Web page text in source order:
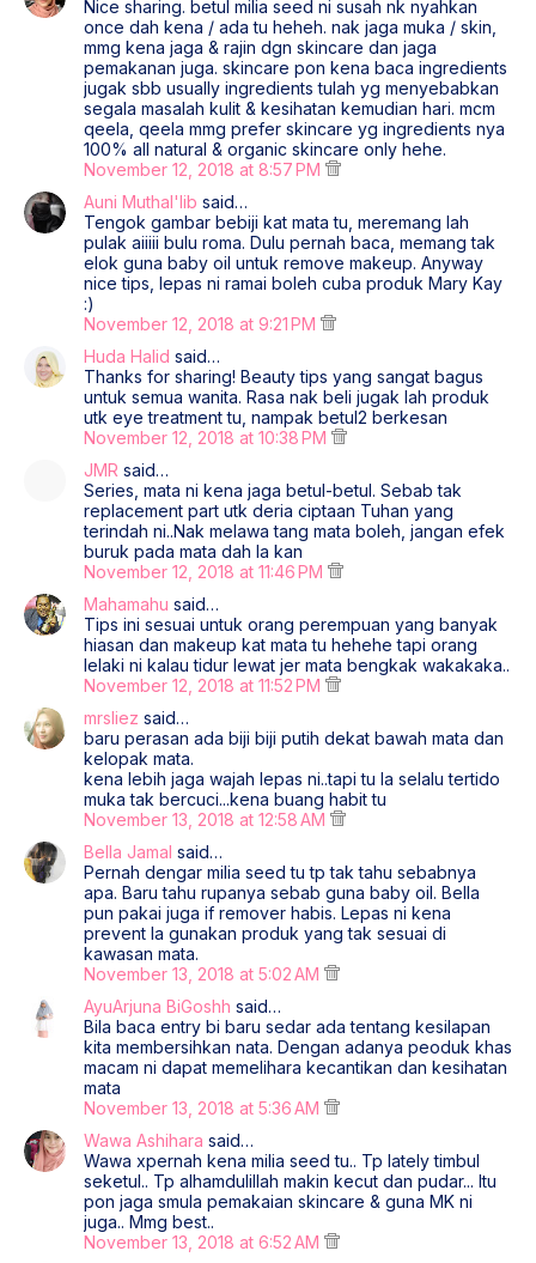
Nice sharing. betul milia seed ni susah nk nyahkan
once dah kena / ada tu heheh. nak jaga muka / skin,
mmg kena jaga & rajin dgn skincare dan jaga
pemakanan juga. skincare pon kena baca ingredients
jugak sbb usually ingredients tulah yg menyebabkan
segala masalah kulit & kesihatan kemudian hari. mcm
qeela, qeela mmg prefer skincare yg ingredients nya
100% all natural & organic skincare only hehe.
November 12, 2018 at 8:57 PM
Auni Muthal'lib said…
Tengok gambar bebiji kat mata tu, meremang lah
pulak aiiiii bulu roma. Dulu pernah baca, memang tak
elok guna baby oil untuk remove makeup. Anyway
nice tips, lepas ni ramai boleh cuba produk Mary Kay
:)
November 12, 2018 at 9:21 PM
Huda Halid said…
Thanks for sharing! Beauty tips yang sangat bagus
untuk semua wanita. Rasa nak beli jugak lah produk
utk eye treatment tu, nampak betul2 berkesan
November 12, 2018 at 10:38 PM
JMR said…
Series, mata ni kena jaga betul-betul. Sebab tak
replacement part utk deria ciptaan Tuhan yang
terindah ni..Nak melawa tang mata boleh, jangan efek
buruk pada mata dah la kan
November 12, 2018 at 11:46 PM
Mahamahu said…
Tips ini sesuai untuk orang perempuan yang banyak
hiasan dan makeup kat mata tu hehehe tapi orang
lelaki ni kalau tidur lewat jer mata bengkak wakakaka..
November 12, 2018 at 11:52 PM
mrsliez said…
baru perasan ada biji biji putih dekat bawah mata dan
kelopak mata.
kena lebih jaga wajah lepas ni..tapi tu la selalu tertido
muka tak bercuci...kena buang habit tu
November 13, 2018 at 12:58 AM
Bella Jamal said…
Pernah dengar milia seed tu tp tak tahu sebabnya
apa. Baru tahu rupanya sebab guna baby oil. Bella
pun pakai juga if remover habis. Lepas ni kena
prevent la gunakan produk yang tak sesuai di
kawasan mata.
November 13, 2018 at 5:02 AM
AyuArjuna BiGoshh said…
Bila baca entry bi baru sedar ada tentang kesilapan
kita membersihkan nata. Dengan adanya peoduk khas
macam ni dapat memelihara kecantikan dan kesihatan
mata
November 13, 2018 at 5:36 AM
Wawa Ashihara said…
Wawa xpernah kena milia seed tu.. Tp lately timbul
seketul.. Tp alhamdulillah makin kecut dan pudar... Itu
pon jaga smula pemakaian skincare & guna MK ni
juga.. Mmg best..
November 13, 2018 at 6:52 AM